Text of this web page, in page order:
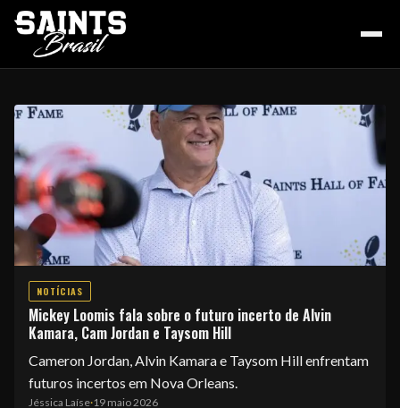
HOME
PODCAST
COLUNA DO ZÉ
NOSSA HISTÓRIA
NOTÍCIAS
Mickey Loomis fala sobre o futuro incerto de Alvin
Kamara, Cam Jordan e Taysom Hill
Cameron Jordan, Alvin Kamara e Taysom Hill enfrentam
futuros incertos em Nova Orleans.
Jéssica Laíse·19 maio 2026